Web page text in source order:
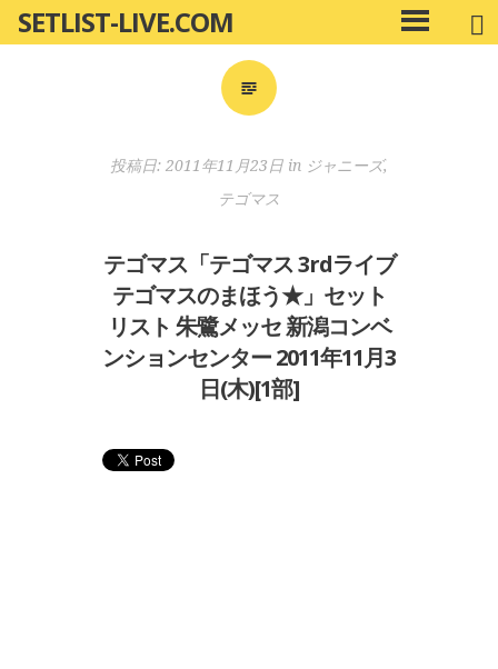
ン
SETLIST-LIVE.COM
メ
イ
投稿日: 2011年11月23日 in ジャニーズ,
テゴマス
テゴマス「テゴマス 3rdライブ
テゴマスのまほう★」セット
リスト 朱鷺メッセ 新潟コンベ
ンションセンター 2011年11月3
日(木)[1部]